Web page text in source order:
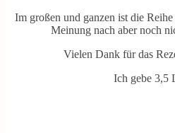
Im großen und ganzen ist die
Meinung nach aber noch
Vielen Dank für das
Ich gebe 3,5